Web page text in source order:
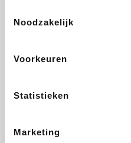
Noodzakelijk
Voorkeuren
Statistieken
Marketing
CheapTickets.be